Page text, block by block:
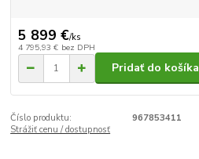
5 899 €/ks
4 795,93 € bez DPH
Pridať do košíka
Číslo produktu:
967853411
Strážiť cenu / dostupnosť